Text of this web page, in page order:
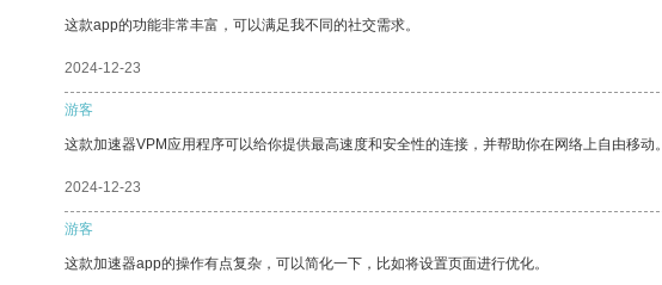
这款app的功能非常丰富，可以满足我不同的社交需求。
2024-12-23
游客
这款加速器VPM应用程序可以给你提供最高速度和安全性的连接，并帮助你在网络上自由移动。
2024-12-23
游客
这款加速器app的操作有点复杂，可以简化一下，比如将设置页面进行优化。